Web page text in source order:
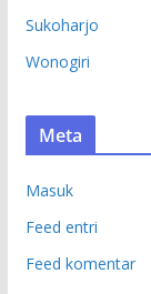
Sukoharjo
Wonogiri
Meta
Masuk
Feed entri
Feed komentar